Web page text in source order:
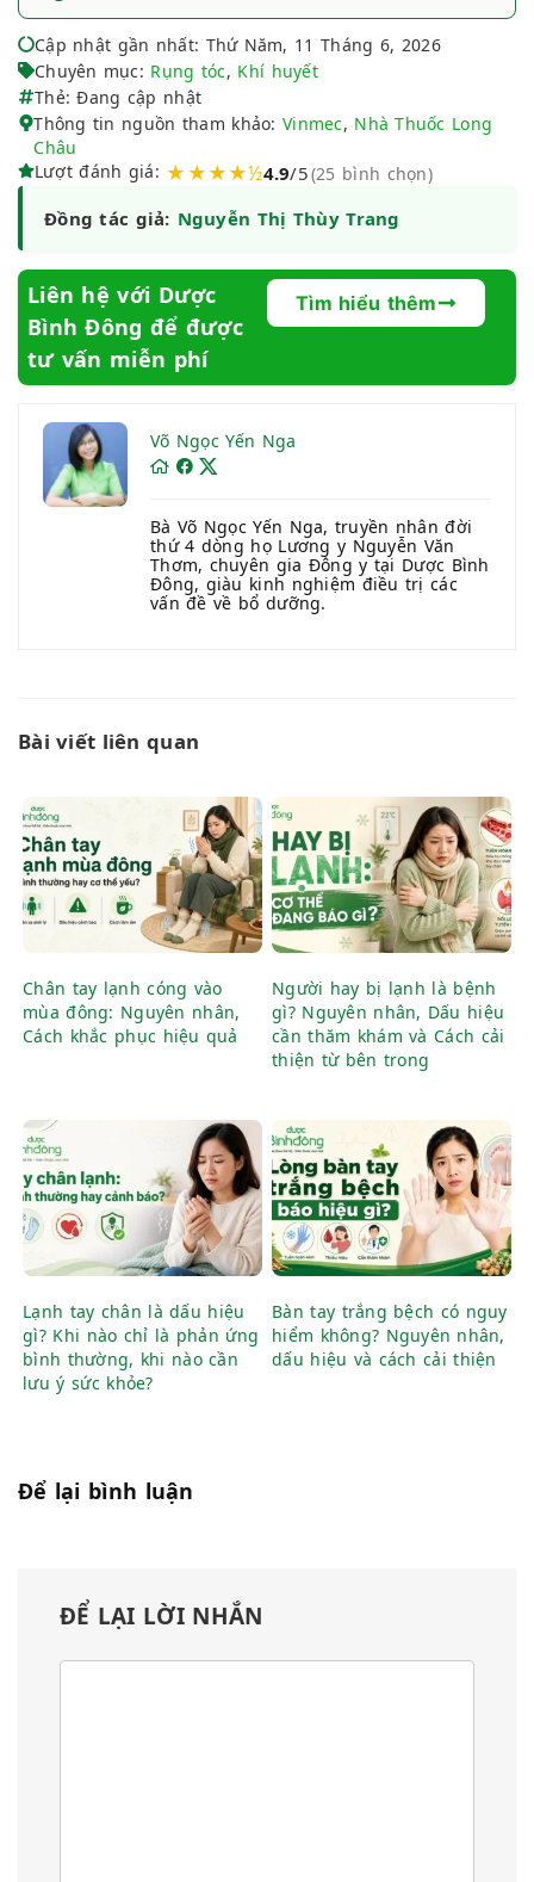
Cập nhật gần nhất: Thứ Năm, 11 Tháng 6, 2026
Chuyên mục: Rụng tóc, Khí huyết
Thẻ: Đang cập nhật
Thông tin nguồn tham khảo:Vinmec, Nhà Thuốc Long
Châu
Lượt đánh giá: ★★★★½4.9/5(25 bình chọn)
Đồng tác giả: Nguyễn Thị Thùy Trang
Liên hệ với Dược
Bình Đông để được
tư vấn miễn phí
Tìm hiểu thêm
Võ Ngọc Yến Nga
Bà Võ Ngọc Yến Nga, truyền nhân đời
thứ 4 dòng họ Lương y Nguyễn Văn
Thơm, chuyên gia Đông y tại Dược Bình
Đông, giàu kinh nghiệm điều trị các
vấn đề về bổ dưỡng.
Bài viết liên quan
Chân tay lạnh cóng vào
mùa đông: Nguyên nhân,
Cách khắc phục hiệu quả
Người hay bị lạnh là bệnh
gì? Nguyên nhân, Dấu hiệu
cần thăm khám và Cách cải
thiện từ bên trong
Lạnh tay chân là dấu hiệu
gì? Khi nào chỉ là phản ứng
bình thường, khi nào cần
lưu ý sức khỏe?
Bàn tay trắng bệch có nguy
hiểm không? Nguyên nhân,
dấu hiệu và cách cải thiện
Để lại bình luận
ĐỂ LẠI LỜI NHẮN